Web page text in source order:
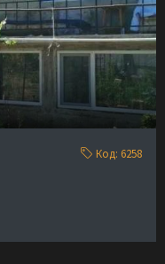
Код: 6258